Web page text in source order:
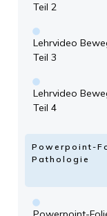
Teil 2
Lehrvideo
Teil 3
Lehrvideo
Teil 4
Powerpoint-
Pathologie